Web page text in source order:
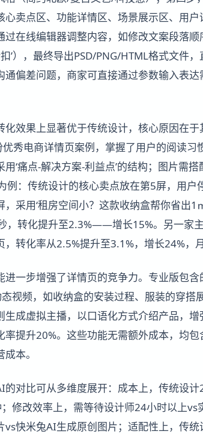
心卖点区、功能详情区、场景展示区、用
过在线编辑器调整内容，如修改文案段落
扣’），最终导出PSD/PNG/HTML格式文件
通偏差问题，商家可直接通过参数输入表
化效果上显著优于传统设计，核心原因在
秀电商详情页案例，掌握了用户的阅读习
‘痛点-解决方案-利益点’的结构；图片需
例：传统设计的核心卖点放在第5屏，用
采用‘租房空间小？这款收纳盒帮你省出1
，转化提升至2.3%——增长15%。另一家主
转化率从2.5%提升至3.1%，增长24%，
进一步增强了详情页的竞争力。专业版包
视频，如收纳盒的安装过程、服装的穿搭
生成虚拟主播，以口语化方式介绍产品，
率提升20%。这些功能无需额外成本，均
本。
的对比可从多维度展开：成本上，传统设
修改效率上，需等待设计师24小时以上
vs快米兔AI生成原创图片；适配性上，传